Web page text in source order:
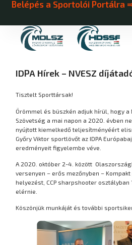
Belépés a Sportolói Portálra
IDPA Hírek – NVESZ
Tisztelt Sporttársak!
Örömmel és büszkén adjuk hírül, hogy
Szövetség a mai napon a 2020. évben
nyújtott kiemelkedő teljesítményéért
Győry Viktor sportlövőt az IDPA
eredményeit figyelembe véve.
A 2020. október 2-4. között
versenyen – erős mezőnyben – Kompakt
helyezést, CCP sharpshooter
elérnie.
Köszönjük munkáját és további